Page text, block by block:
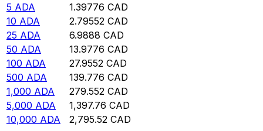
5 ADA 1.39776 CAD
10 ADA 2.79552 CAD
25 ADA 6.9888 CAD
50 ADA 13.9776 CAD
100 ADA 27.9552 CAD
500 ADA 139.776 CAD
1,000 ADA 279.552 CAD
5,000 ADA 1,397.76 CAD
10,000 ADA 2,795.52 CAD